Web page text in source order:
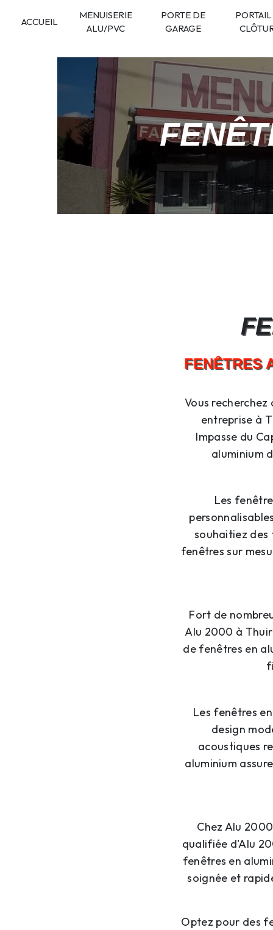
ACCUEIL
MENUISERIE
ALU/PVC
PORTE DE
GARAGE
FENÊTRES
Vous
entreprise à
Impasse du
aluminium
Les
souhaitiez des
fenêtres sur
Fort de
Alu 2000 à
de fenêtres en
Les fenêtres
design
acoustiques
aluminium
Chez Alu
qualifiée d'Alu
fenêtres en
soignée et
Optez pour des